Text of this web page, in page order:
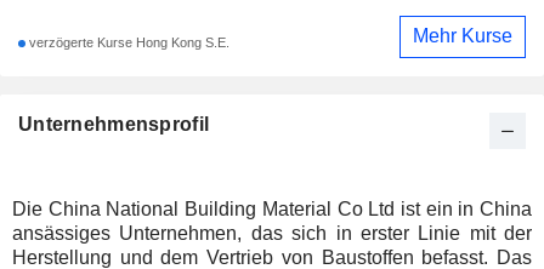
Unternehmensprofil
Die China National Building Material Co Ltd ist ein in China
ansässiges Unternehmen, das sich in erster Linie mit der
Herstellung und dem Vertrieb von Baustoffen befasst. Das
verzögerte Kurse Hong Kong S.E. Mehr Kurse